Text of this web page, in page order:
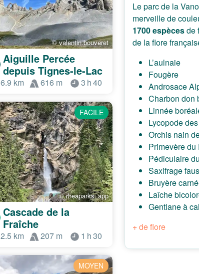
© valentin.bouveret
Aiguille Percée
depuis Tignes-le-Lac
6.9 km 616 m 3 h 40
FACILE
© rheaparks_app
Cascade de la
Fraîche
2.5 km 207 m 1 h 30
MOYEN
Le parc de la
merveille de
1700 espècesde
de la flore
L’aulnaie
Fougère
Androsace
Charbon don
Linnée
Lycopode
Orchis nain
Primevère du
Pédiculaire
Saxifrage
Bruyère
Laîche
Gentiane à
+ de flore